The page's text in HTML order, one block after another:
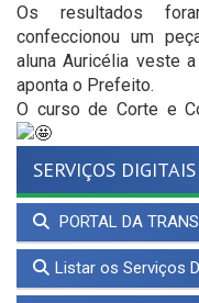
Os resultados
confeccionou um
aluna Auricélia veste
aponta o Prefeito.
O curso de Corte e
SERVIÇOS DIGITAIS
PORTAL DA
Listar os Serviços